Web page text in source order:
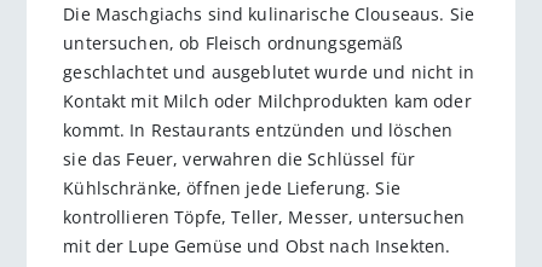
Die Maschgiachs sind kulinarische Clouseaus. Sie
untersuchen, ob Fleisch ordnungsgemäß
geschlachtet und ausgeblutet wurde und nicht in
Kontakt mit Milch oder Milchprodukten kam oder
kommt. In Restaurants entzünden und löschen
sie das Feuer, verwahren die Schlüssel für
Kühlschränke, öffnen jede Lieferung. Sie
kontrollieren Töpfe, Teller, Messer, untersuchen
mit der Lupe Gemüse und Obst nach Insekten.